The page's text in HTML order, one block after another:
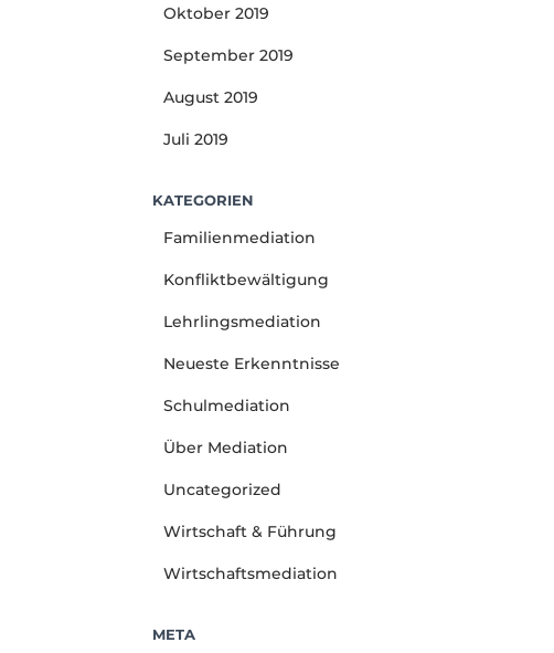
Oktober 2019
September 2019
August 2019
Juli 2019
KATEGORIEN
Familienmediation
Konfliktbewältigung
Lehrlingsmediation
Neueste Erkenntnisse
Schulmediation
Über Mediation
Uncategorized
Wirtschaft & Führung
Wirtschaftsmediation
META